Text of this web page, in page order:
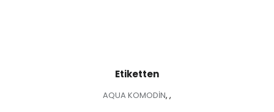
Etiketten
AQUA KOMODİN, ,